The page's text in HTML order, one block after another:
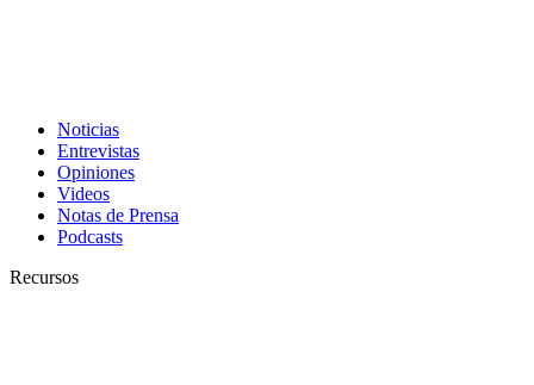
Noticias
Entrevistas
Opiniones
Videos
Notas de Prensa
Podcasts
Recursos